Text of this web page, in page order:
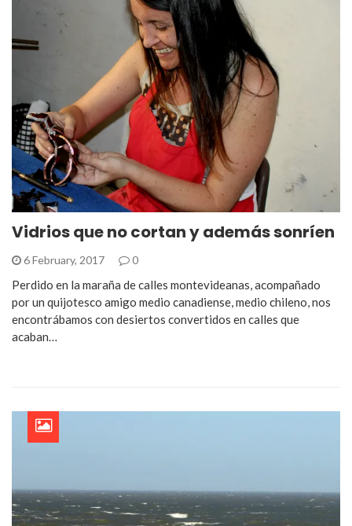
Vidrios que no cortan y además sonríen
6 February, 2017 0
Perdido en la maraña de calles montevideanas, acompañado
por un quijotesco amigo medio canadiense, medio chileno, nos
encontrábamos con desiertos convertidos en calles que
acaban…